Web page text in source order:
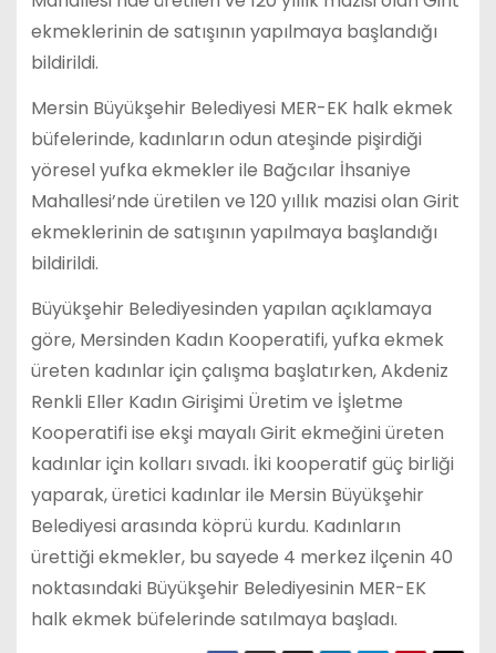
ekmeklerinin de satışının yapılmaya başlandığı
bildirildi.
Mersin Büyükşehir Belediyesi MER-EK halk ekmek
büfelerinde, kadınların odun ateşinde pişirdiği
yöresel yufka ekmekler ile Bağcılar İhsaniye
Mahallesi’nde üretilen ve 120 yıllık mazisi olan Girit
ekmeklerinin de satışının yapılmaya başlandığı
bildirildi.
Büyükşehir Belediyesinden yapılan açıklamaya
göre, Mersinden Kadın Kooperatifi, yufka ekmek
üreten kadınlar için çalışma başlatırken, Akdeniz
Renkli Eller Kadın Girişimi Üretim ve İşletme
Kooperatifi ise ekşi mayalı Girit ekmeğini üreten
kadınlar için kolları sıvadı. İki kooperatif güç birliği
yaparak, üretici kadınlar ile Mersin Büyükşehir
Belediyesi arasında köprü kurdu. Kadınların
ürettiği ekmekler, bu sayede 4 merkez ilçenin 40
noktasındaki Büyükşehir Belediyesinin MER-EK
halk ekmek büfelerinde satılmaya başladı.